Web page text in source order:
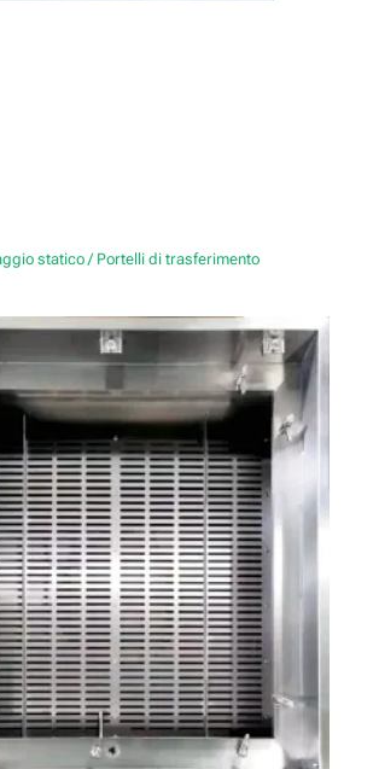
statico / Portelli di trasferimento